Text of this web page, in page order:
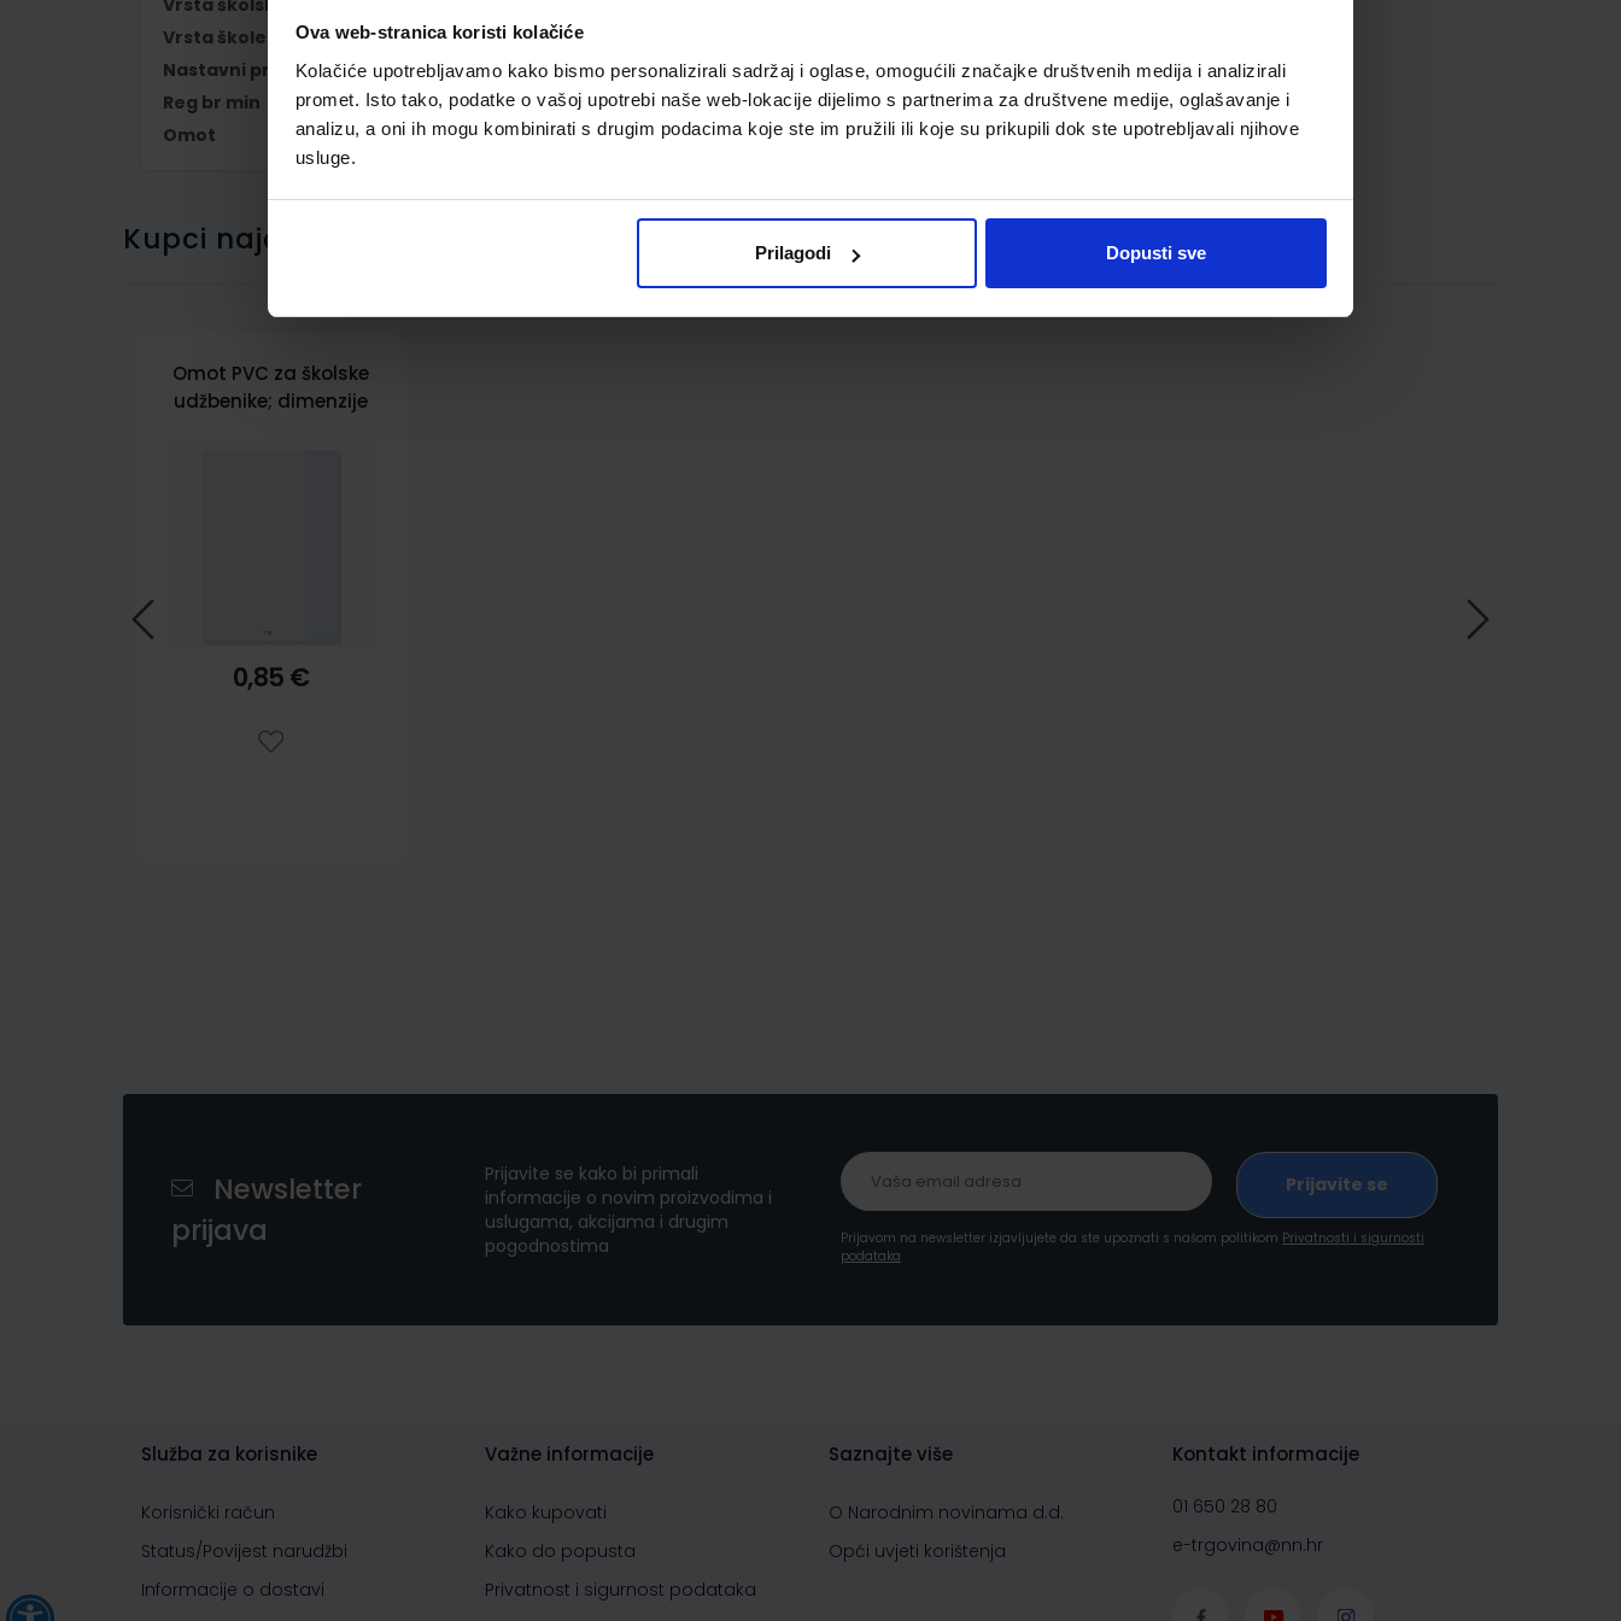
Ova web-stranica koristi kolačiće
Kolačiće upotrebljavamo kako bismo personalizirali sadržaj i oglase, omogućili značajke društvenih medija i analizirali
promet. Isto tako, podatke o vašoj upotrebi naše web-lokacije dijelimo s partnerima za društvene medije, oglašavanje i
analizu, a oni ih mogu kombinirati s drugim podacima koje ste im pružili ili koje su prikupili dok ste upotrebljavali njihove
usluge.
Prilagodi Dopusti sve
Vrsta školske knjige
Vrsta škole
1 OSNOVNA
Nastavni predmet
HRVATSKI JEZIK
Reg br min
6765
Omot
500158
Kupci najčešće biraju..
Omot PVC za školske
udžbenike; dimenzije
0,85 €
Newsletter
prijava
Prijavite se kako bi primali
informacije o novim proizvodima i
uslugama, akcijama i drugim
pogodnostima
Prijavom na newsletter izjavljujete da ste upoznati s našom politikom Privatnosti i sigurnosti
podataka
Služba za korisnike
Korisnički račun
Status/Povijest narudžbi
Informacije o dostavi
Važne informacije
Kako kupovati
Kako do popusta
Privatnost i sigurnost podataka
Saznajte više
O Narodnim novinama d.d.
Opći uvjeti korištenja
Kontakt informacije
01 650 28 80
e-trgovina@nn.hr